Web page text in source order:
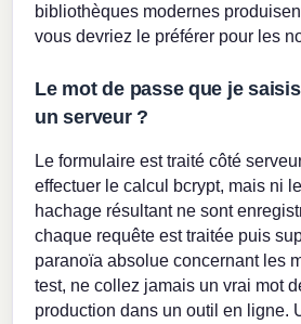
bibliothèques modernes
vous devriez le préférer pour les
Le mot de passe que je
un serveur ?
Le formulaire est traité côté
effectuer le calcul bcrypt, mais ni
hachage résultant ne sont
chaque requête est traitée puis
paranoïa absolue concernant les
test, ne collez jamais un vrai mot
production dans un outil en ligne.